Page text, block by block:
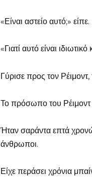
«Είναι αστείο αυτό;» είπε.
«Γιατί αυτό είναι
Γύρισε προς τον
Το πρόσωπο του Ρέιμοντ
Ήταν σαράντα επτά
άνθρωποι.
Είχε περάσει χρόνια